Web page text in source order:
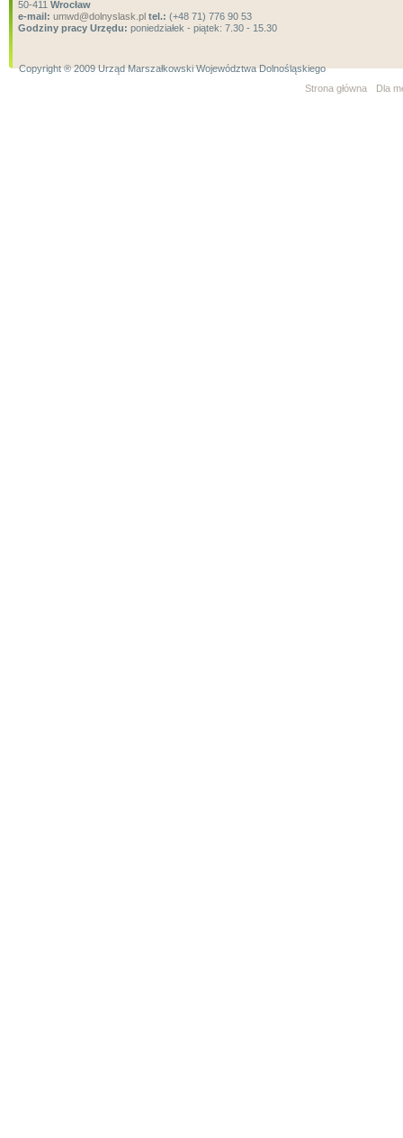
50-411 Wrocław
e-mail: umwd@dolnyslask.pl tel.: (+48 71) 776 90 53
Godziny pracy Urzędu: poniedziałek - piątek: 7.30 - 15.30
Copyright ® 2009 Urząd Marszałkowski Województwa Dolnośląskiego
Strona główna
Dla